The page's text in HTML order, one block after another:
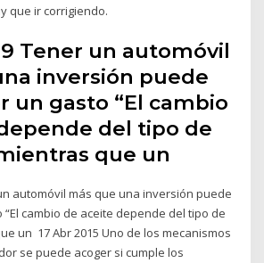
que ir corrigiendo.
Tener un automóvil
inversión puede
un gasto “El cambio
del tipo de
que un
automóvil más que una inversión puede
cambio de aceite depende del tipo de
un 17 Abr 2015 Uno de los mecanismos
se puede acoger si cumple los